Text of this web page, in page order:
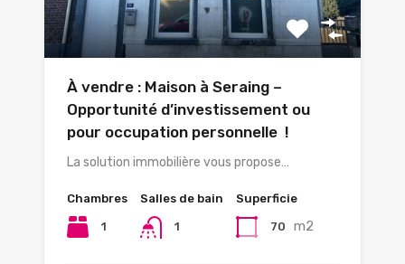
À vendre : Maison à Seraing –
Opportunité d’investissement ou
pour occupation personnelle !
La solution immobilière vous propose…
Chambres
1
Salles de bain
1
Superficie
70 m2